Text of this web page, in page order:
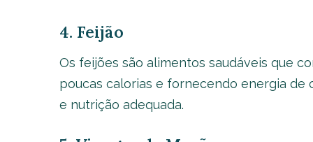
4. Feijão
Os feijões são alimentos saudáveis que
poucas calorias e fornecendo energia de
e nutrição adequada.